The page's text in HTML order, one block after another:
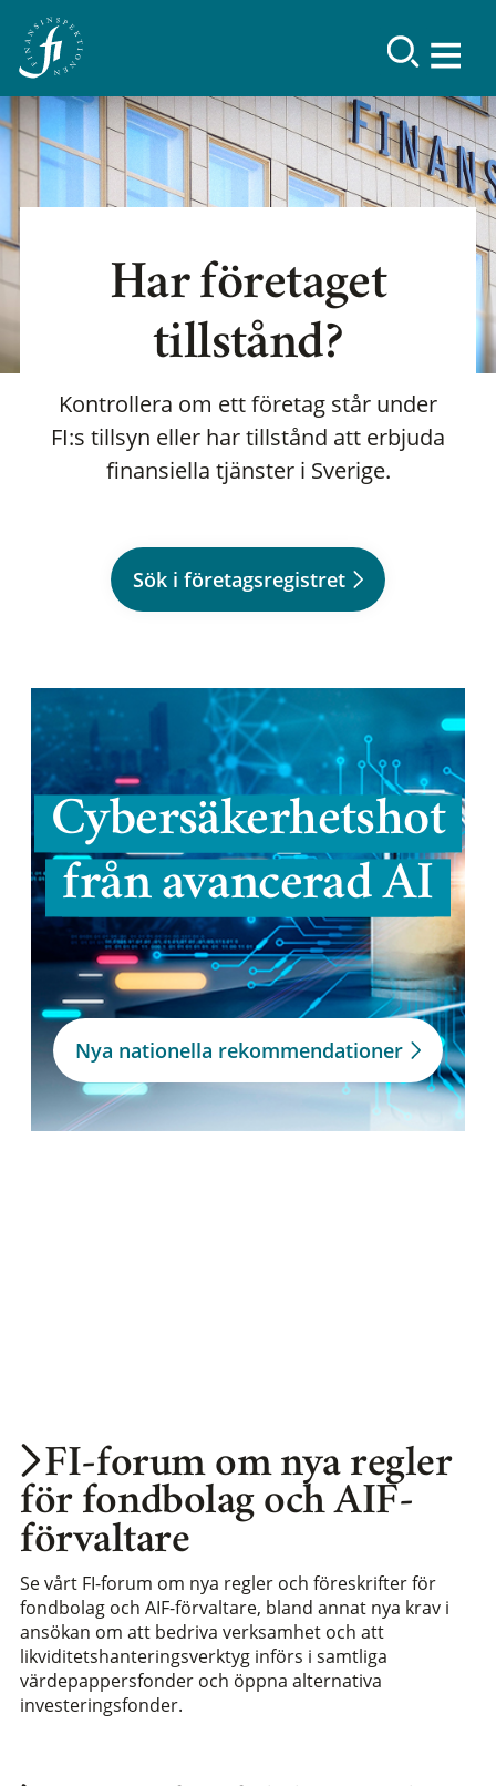
Har företaget
tillstånd?
Kontrollera om ett företag står under
FI:s tillsyn eller har tillstånd att erbjuda
finansiella tjänster i Sverige.
Sök i företagsregistret
Cybersäkerhetshot
från avancerad AI
Nya nationella rekommendationer
FI-forum om nya regler
för fondbolag och AIF-
förvaltare
Se vårt FI-forum om nya regler och föreskrifter för
fondbolag och AIF-förvaltare, bland annat nya krav i
ansökan om att bedriva verksamhet och att
likviditetshanteringsverktyg införs i samtliga
värdepappersfonder och öppna alternativa
investeringsfonder.